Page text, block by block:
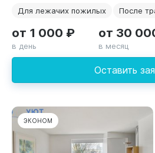
Для лежачих пожилых
После
Оставить
от 1 000 ₽
в день
от 30
в месяц
ЭКОНОМ